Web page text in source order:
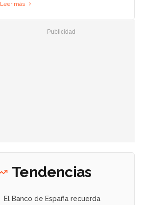
Leer más
Tendencias
El Banco de España recuerda